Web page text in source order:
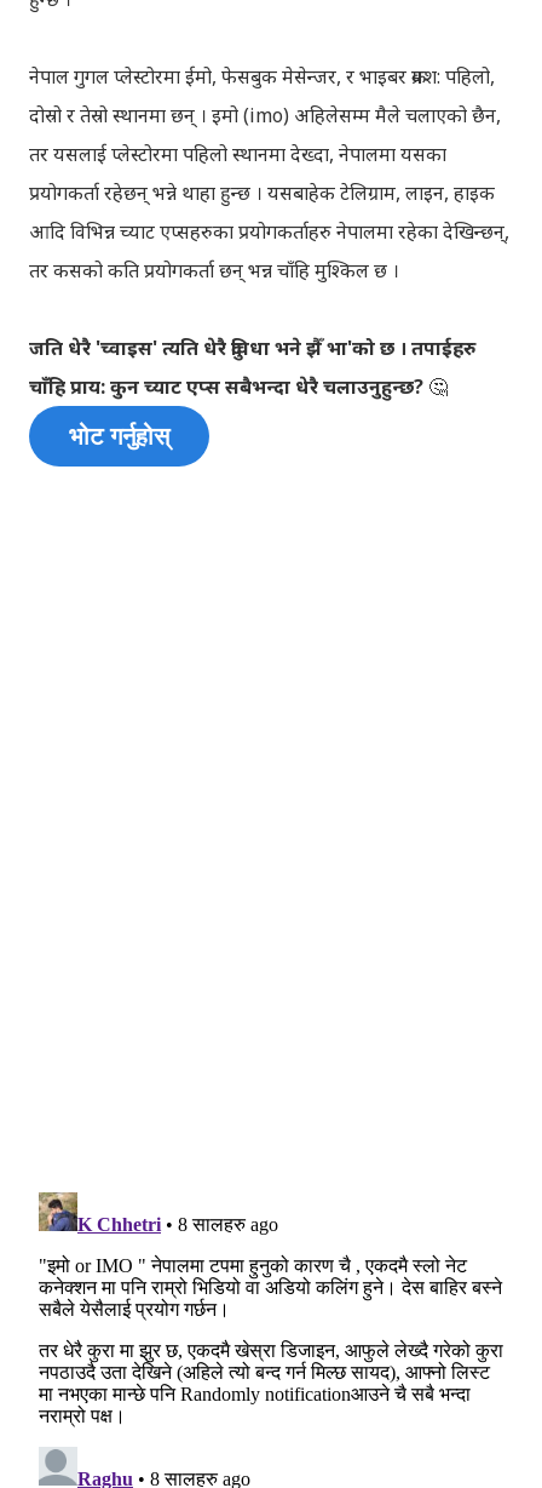
नेपाल गुगल प्लेस्टोरमा ईमो, फेसबुक मेसेन्जर, र भाइबर क्रमश: पहिलो,
दोस्रो र तेस्रो स्थानमा छन् । इमो (imo) अहिलेसम्म मैले चलाएको छैन,
तर यसलाई प्लेस्टोरमा पहिलो स्थानमा देख्दा, नेपालमा यसका
प्रयोगकर्ता रहेछन् भन्ने थाहा हुन्छ । यसबाहेक टेलिग्राम, लाइन, हाइक
आदि विभिन्न च्याट एप्सहरुका प्रयोगकर्ताहरु नेपालमा रहेका देखिन्छन्,
तर कसको कति प्रयोगकर्ता छन् भन्न चाँहि मुश्किल छ ।
जति धेरै 'च्वाइस' त्यति धेरै दुविधा भने झैँ भा'को छ । तपाईहरु
चाँहि प्राय: कुन च्याट एप्स सबैभन्दा धेरै चलाउनुहुन्छ? 🤔
भोट गर्नुहोस्